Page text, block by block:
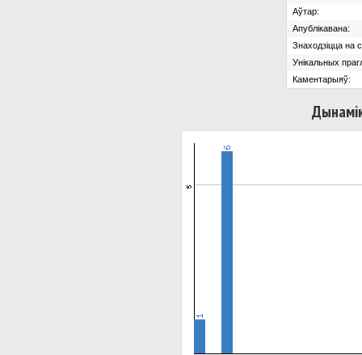
Аўтар:
Апублікавана:
Знаходзіцца на
Унікальных
Каментарыяў: